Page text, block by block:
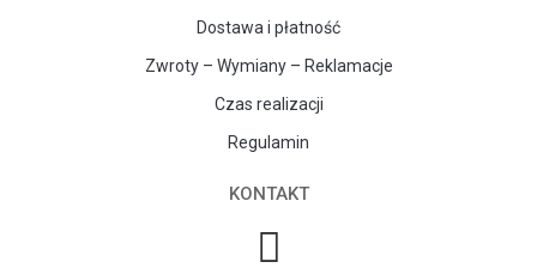
Dostawa i płatność
Zwroty – Wymiany – Reklamacje
Czas realizacji
Regulamin
KONTAKT